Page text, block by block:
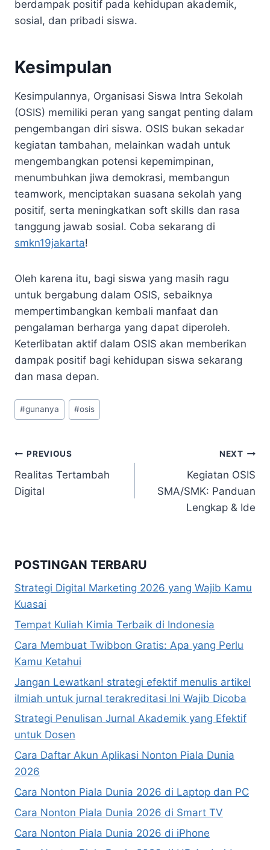
berdampak positif pada kehidupan akademik,
sosial, dan pribadi siswa.
Kesimpulan
Kesimpulannya, Organisasi Siswa Intra Sekolah
(OSIS) memiliki peran yang sangat penting dalam
pengembangan diri siswa. OSIS bukan sekadar
kegiatan tambahan, melainkan wadah untuk
mengembangkan potensi kepemimpinan,
menumbuhkan jiwa demokrasi, membangun
teamwork, menciptakan suasana sekolah yang
positif, serta meningkatkan soft skills dan rasa
tanggung jawab sosial. Coba sekarang di
smkn19jakarta!
Oleh karena itu, bagi siswa yang masih ragu
untuk bergabung dalam OSIS, sebaiknya
mempertimbangkan kembali manfaat dan
pengalaman berharga yang dapat diperoleh.
Keterlibatan aktif dalam OSIS akan memberikan
dampak positif bagi kehidupan siswa sekarang
dan masa depan.
Post
Tags:
#gunanya #osis
Navigasi
pos
PREVIOUS
Realitas Tertambah
Digital
NEXT
Kegiatan OSIS
SMA/SMK: Panduan
Lengkap & Ide
POSTINGAN TERBARU
Strategi Digital Marketing 2026 yang Wajib Kamu
Kuasai
Tempat Kuliah Kimia Terbaik di Indonesia
Cara Membuat Twibbon Gratis: Apa yang Perlu
Kamu Ketahui
Jangan Lewatkan! strategi efektif menulis artikel
ilmiah untuk jurnal terakreditasi Ini Wajib Dicoba
Strategi Penulisan Jurnal Akademik yang Efektif
untuk Dosen
Cara Daftar Akun Aplikasi Nonton Piala Dunia
2026
Cara Nonton Piala Dunia 2026 di Laptop dan PC
Cara Nonton Piala Dunia 2026 di Smart TV
Cara Nonton Piala Dunia 2026 di iPhone